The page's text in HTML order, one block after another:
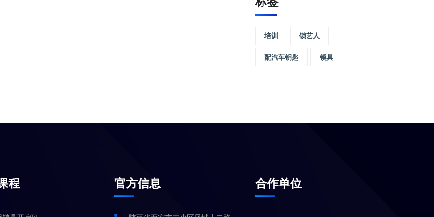
培训 锁艺人
配汽车钥匙 锁具
程 官方信息 合作单位